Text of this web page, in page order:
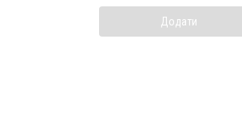
Додати